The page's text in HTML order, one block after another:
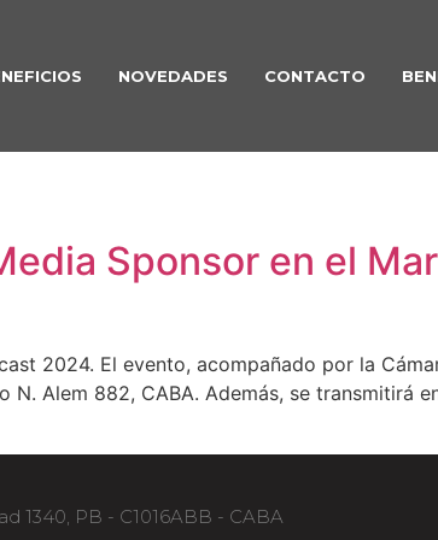
NOVEDADES CONTACTO
Sponsor en el
2024. El evento, acompañado por la
Alem 882, CABA. Además, se transmitirá
1340, PB - C1016ABB - CABA